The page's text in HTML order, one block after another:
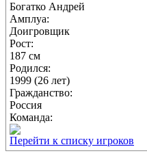
Богатко Андрей
Амплуа:
Доигровщик
Рост:
187 см
Родился:
1999 (26 лет)
Гражданство:
Россия
Команда:
Перейти к списку игроков